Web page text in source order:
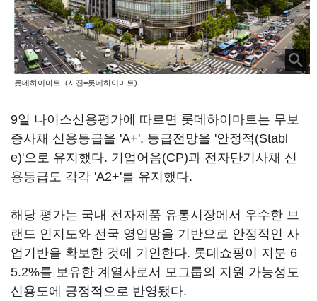
롯데하이마트. (사진=롯데하이마트)
9일 나이스신용평가에 따르면 롯데하이마트는 무보
증사채 신용등급을 'A+', 등급전망을 '안정적(Stabl
e)'으로 유지했다. 기업어음(CP)과 전자단기사채 신
용등급도 각각 'A2+'를 유지했다.
해당 평가는 국내 전자제품 유통시장에서 우수한 브
랜드 인지도와 전국 영업망을 기반으로 안정적인 사
업기반을 확보한 것에 기인한다. 롯데쇼핑이 지분 6
5.2%를 보유한 계열사로서 모그룹의 지원 가능성도
신용도에 긍정적으로 반영됐다.